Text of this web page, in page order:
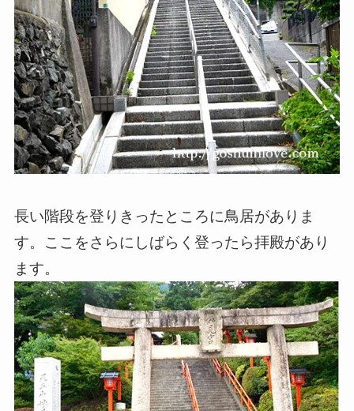
長い階段を登りきったところに鳥居がありま
す。ここをさらにしばらく登ったら拝殿があり
ます。